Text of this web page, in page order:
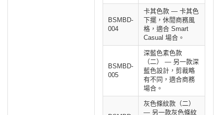
BSMBD-
004
卡其色款 — 卡其色
下擺，休閒商務風
格，適合 Smart
Casual 場合。
BSMBD-
005
深藍色素色款
（二） — 另一款深
藍色設計，剪裁略
有不同，適合商務
場合。
灰色條紋款（二）
— 另一款灰色條紋